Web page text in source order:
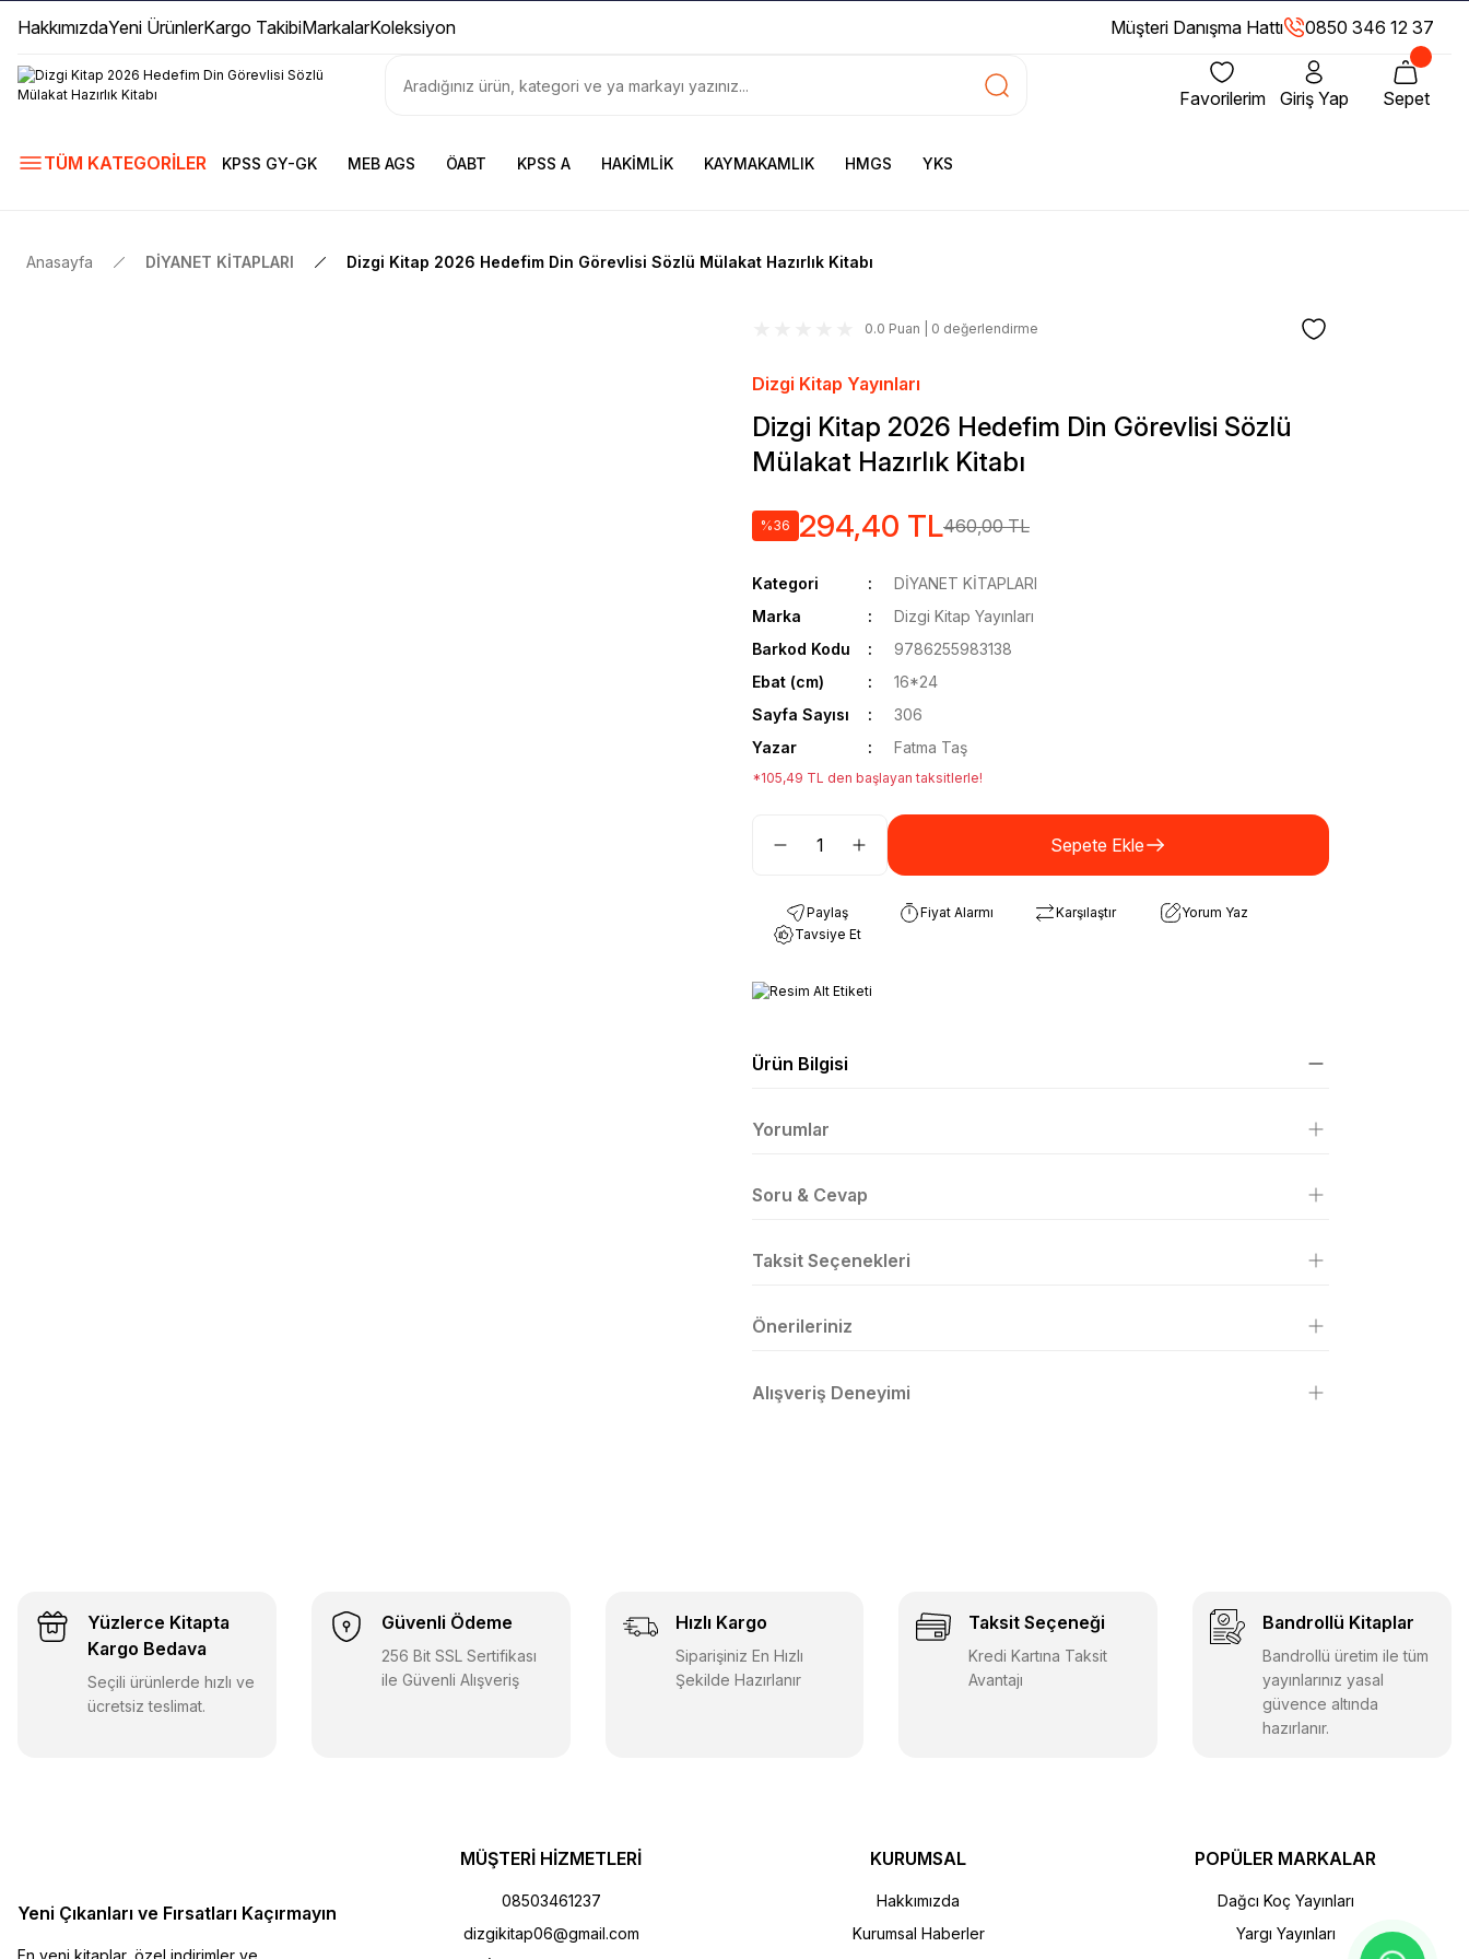
HakkımızdaYeni ÜrünlerKargo TakibiMarkalarKoleksiyon Müşteri Danışma Hattı 0850 346 12 37
Favorilerim Giriş Yap Sepet
TÜM KATEGORİLER KPSS GY-GK MEB AGS ÖABT KPSS A HAKİMLİK KAYMAKAMLIK HMGS YKS
Anasayfa DİYANET KİTAPLARI Dizgi Kitap 2026 Hedefim Din Görevlisi Sözlü Mülakat Hazırlık Kitabı
0.0 Puan | 0 değerlendirme
Dizgi Kitap Yayınları
Dizgi Kitap 2026 Hedefim Din Görevlisi Sözlü
Mülakat Hazırlık Kitabı
%36 294,40 TL460,00 TL
Kategori
DİYANET KİTAPLARI
Marka
Dizgi Kitap Yayınları
Barkod Kodu
9786255983138
Ebat (cm)
16*24
Sayfa Sayısı
306
Yazar
Fatma Taş
*105,49 TL den başlayan taksitlerle!
Sepete Ekle
Paylaş Fiyat Alarmı Karşılaştır
Yorum Yaz
Tavsiye Et
Ürün Bilgisi
Yorumlar
Soru & Cevap
Taksit Seçenekleri
Önerileriniz
Alışveriş Deneyimi
Yüzlerce Kitapta
Kargo Bedava
Seçili ürünlerde hızlı ve
ücretsiz teslimat.
Güvenli Ödeme
256 Bit SSL Sertifikası
ile Güvenli Alışveriş
Hızlı Kargo
Siparişiniz En Hızlı
Şekilde Hazırlanır
Taksit Seçeneği
Kredi Kartına Taksit
Avantajı
Bandrollü Kitaplar
Bandrollü üretim ile tüm
yayınlarınız yasal
güvence altında
hazırlanır.
Yeni Çıkanları ve Fırsatları Kaçırmayın
En yeni kitaplar, özel indirimler ve
MÜŞTERİ HİZMETLERİ
08503461237
dizgikitap06@gmail.com
KURUMSAL
Hakkımızda
Kurumsal Haberler
POPÜLER MARKALAR
Dağcı Koç Yayınları
Yargı Yayınları